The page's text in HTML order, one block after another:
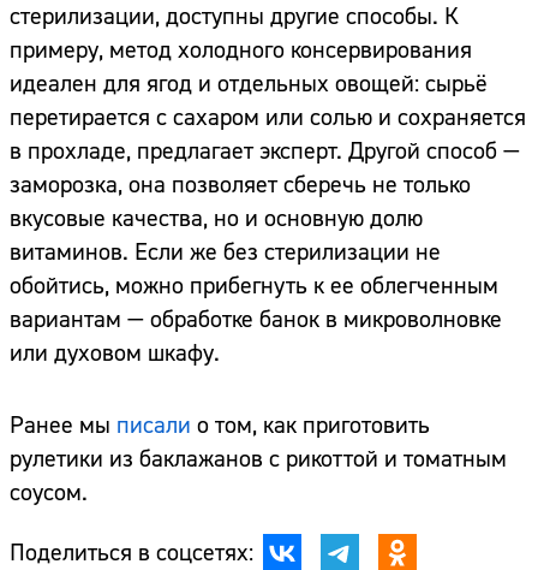
стерилизации, доступны другие способы. К
примеру, метод холодного консервирования
идеален для ягод и отдельных овощей: сырьё
перетирается с сахаром или солью и сохраняется
в прохладе, предлагает эксперт. Другой способ —
заморозка, она позволяет сберечь не только
вкусовые качества, но и основную долю
витаминов. Если же без стерилизации не
обойтись, можно прибегнуть к ее облегченным
вариантам — обработке банок в микроволновке
или духовом шкафу.
Ранее мы писали о том, как приготовить
рулетики из баклажанов с рикоттой и томатным
соусом.
Поделиться в соцсетях:
Телефон: